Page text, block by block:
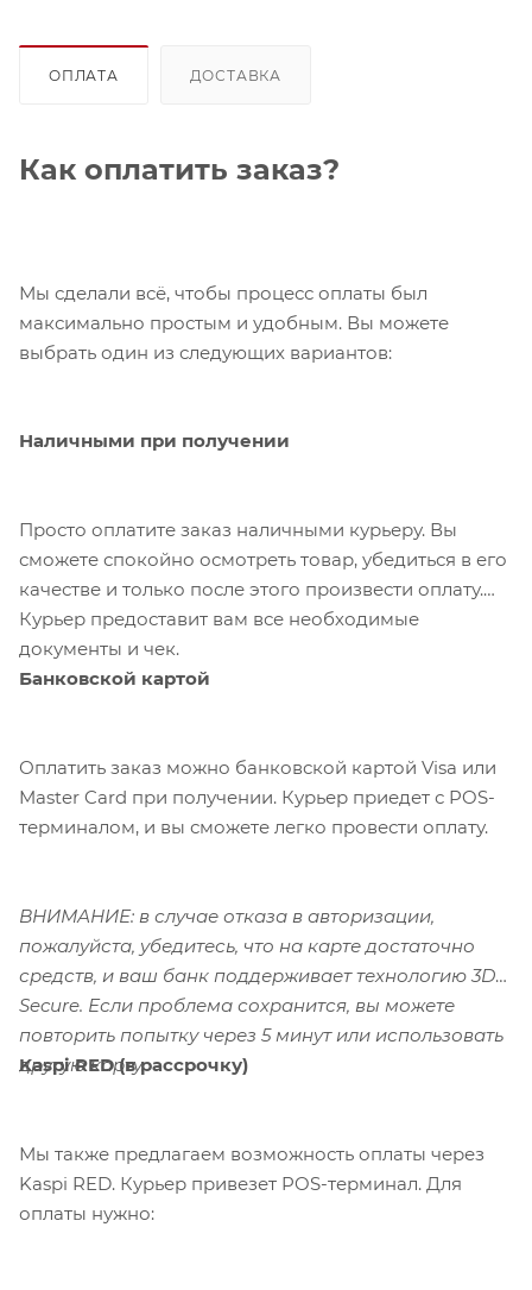
ОПЛАТА ДОСТАВКА
Как оплатить заказ?
Мы сделали всё, чтобы процесс оплаты был
максимально простым и удобным. Вы можете
выбрать один из следующих вариантов:
Наличными при получении
Просто оплатите заказ наличными курьеру. Вы
сможете спокойно осмотреть товар, убедиться в его
качестве и только после этого произвести оплату.
Курьер предоставит вам все необходимые
документы и чек.
Банковской картой
Оплатить заказ можно банковской картой Visa или
Master Card при получении. Курьер приедет с POS-
терминалом, и вы сможете легко провести оплату.
ВНИМАНИЕ: в случае отказа в авторизации,
пожалуйста, убедитесь, что на карте достаточно
средств, и ваш банк поддерживает технологию 3D-
Secure. Если проблема сохранится, вы можете
повторить попытку через 5 минут или использовать
другую карту.
Kaspi RED (в рассрочку)
Мы также предлагаем возможность оплаты через
Kaspi RED. Курьер привезет POS-терминал. Для
оплаты нужно: